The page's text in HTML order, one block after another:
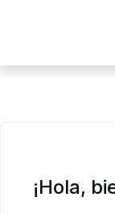
¡Hola,